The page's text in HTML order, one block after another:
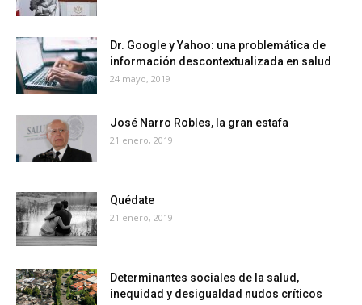
Dr. Google y Yahoo: una problemática de
información descontextualizada en salud
24 mayo, 2019
José Narro Robles, la gran estafa
21 enero, 2019
Quédate
21 enero, 2019
Determinantes sociales de la salud,
inequidad y desigualdad nudos críticos